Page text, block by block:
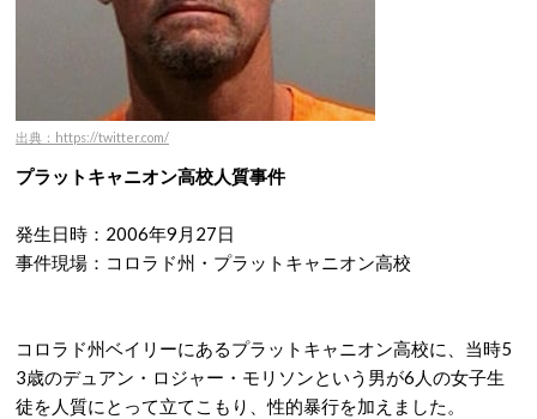
出典：https://twitter.com/
プラットキャニオン高校人質事件
発生日時：2006年9月27日
事件現場：コロラド州・プラットキャニオン高校
コロラド州ベイリーにあるプラットキャニオン高校に、当時5
3歳のデュアン・ロジャー・モリソンという男が6人の女子生
徒を人質にとって立てこもり、性的暴行を加えました。